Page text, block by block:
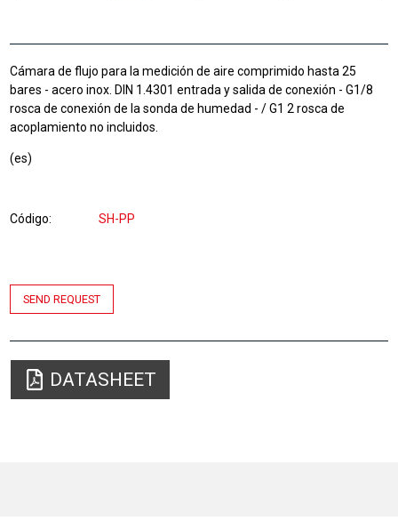
Cámara de flujo para la medición de aire comprimido hasta 25
bares - acero inox. DIN 1.4301 entrada y salida de conexión - G1/8
rosca de conexión de la sonda de humedad - / G1 2 rosca de
acoplamiento no incluidos.
(es)
Código SH-PP
SEND REQUEST
DATASHEET